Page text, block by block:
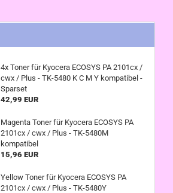
4x Toner für Kyocera ECOSYS PA 2101cx /
cwx / Plus - TK-5480 K C M Y kompatibel -
Sparset
42,99 EUR
Magenta Toner für Kyocera ECOSYS PA
2101cx / cwx / Plus - TK-5480M
kompatibel
15,96 EUR
Yellow Toner für Kyocera ECOSYS PA
2101cx / cwx / Plus - TK-5480Y